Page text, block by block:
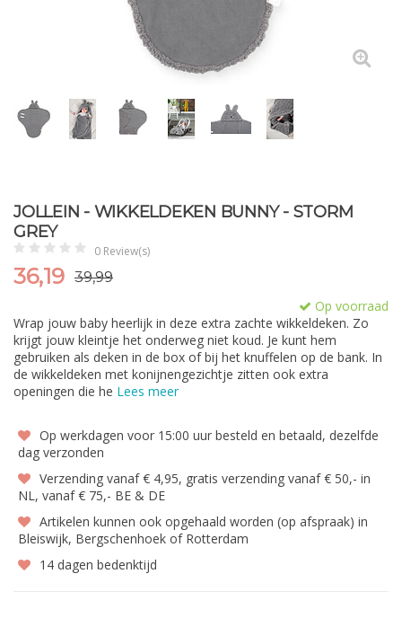
JOLLEIN - WIKKELDEKEN BUNNY - STORM
GREY
0 Review(s)
36,19 39,99
Op voorraad
Wrap jouw baby heerlijk in deze extra zachte wikkeldeken. Zo
krijgt jouw kleintje het onderweg niet koud. Je kunt hem
gebruiken als deken in de box of bij het knuffelen op de bank. In
de wikkeldeken met konijnengezichtje zitten ook extra
openingen die he Lees meer
Op werkdagen voor 15:00 uur besteld en betaald, dezelfde
dag verzonden
Verzending vanaf € 4,95, gratis verzending vanaf € 50,- in
NL, vanaf € 75,- BE & DE
Artikelen kunnen ook opgehaald worden (op afspraak) in
Bleiswijk, Bergschenhoek of Rotterdam
14 dagen bedenktijd